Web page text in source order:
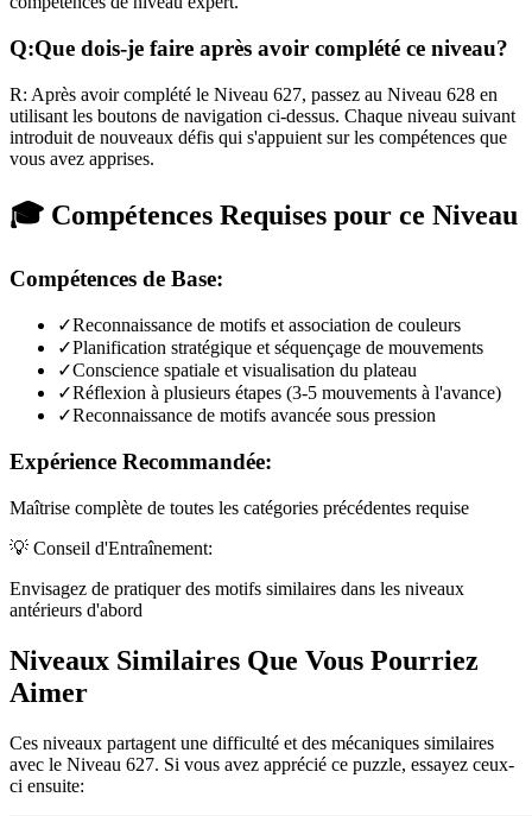
Q:Que dois-je faire après avoir complété ce niveau?
R: Après avoir complété le Niveau 627, passez au Niveau 628 en
utilisant les boutons de navigation ci-dessus. Chaque niveau suivant
introduit de nouveaux défis qui s'appuient sur les compétences que
vous avez apprises.
🎓 Compétences Requises pour ce Niveau
Compétences de Base:
✓Reconnaissance de motifs et association de couleurs
✓Planification stratégique et séquençage de mouvements
✓Conscience spatiale et visualisation du plateau
✓Réflexion à plusieurs étapes (3-5 mouvements à l'avance)
✓Reconnaissance de motifs avancée sous pression
Expérience Recommandée:
Maîtrise complète de toutes les catégories précédentes requise
💡 Conseil d'Entraînement:
Envisagez de pratiquer des motifs similaires dans les niveaux
antérieurs d'abord
Niveaux Similaires Que Vous Pourriez
Aimer
Ces niveaux partagent une difficulté et des mécaniques similaires
avec le Niveau 627. Si vous avez apprécié ce puzzle, essayez ceux-
ci ensuite: